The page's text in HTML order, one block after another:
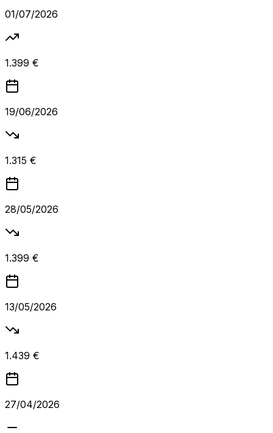
01/07/2026
1.399 €
19/06/2026
1.315 €
28/05/2026
1.399 €
13/05/2026
1.439 €
27/04/2026